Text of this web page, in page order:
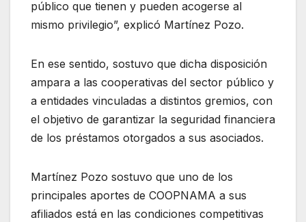
público que tienen y pueden acogerse al
mismo privilegio”, explicó Martínez Pozo.
En ese sentido, sostuvo que dicha disposición
ampara a las cooperativas del sector público y
a entidades vinculadas a distintos gremios, con
el objetivo de garantizar la seguridad financiera
de los préstamos otorgados a sus asociados.
Martínez Pozo sostuvo que uno de los
principales aportes de COOPNAMA a sus
afiliados está en las condiciones competitivas